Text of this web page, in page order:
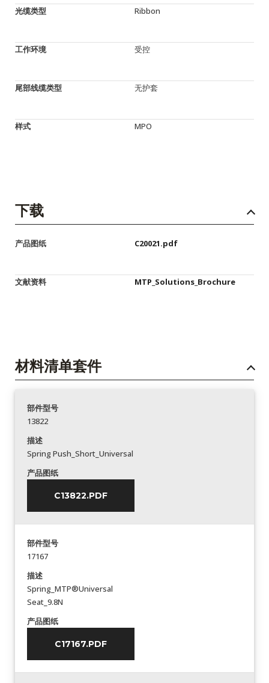
光缆类型 Ribbon
工作环境 受控
尾部线缆类型 无护套
样式 MPO
下载
产品图纸 C20021.pdf
文献资料 MTP_Solutions_Brochure
材料清单套件
部件型号
13822
描述
Spring Push_Short_Universal
产品图纸
C13822.PDF
部件型号
17167
描述
Spring_MTP®Universal
Seat_9.8N
产品图纸
C17167.PDF